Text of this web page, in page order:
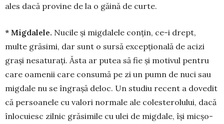
ales dacă pro­vine de la o găină de curte.
* Migdalele. Nucile și mig­da­lele conțin, ce-i drept,
multe grăsimi, dar sunt o sursă excep­țională de acizi
grași ne­saturați. Ăs­ta ar pu­tea să fie și mo­tivul pen­tru
care oa­menii ca­re consumă pe zi un pumn de nuci sau
migdale nu se în­grașă de­loc. Un stu­diu recent a do­vedit
că per­soanele cu valori nor­male ale coles­terolului, dacă
înlocu­iesc zilnic grăsi­mi­le cu ulei de mig­dale, își micșo­